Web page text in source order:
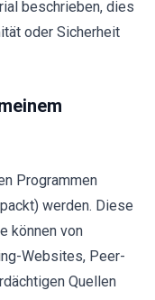
beschrieben, dies
oder Sicherheit
Programmen
werden. Diese
können von
Websites, Peer-
Quellen